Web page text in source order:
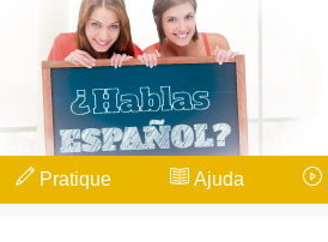
Pratique Ajuda